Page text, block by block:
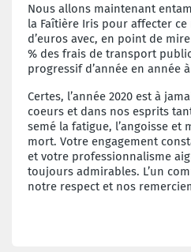
Nous allons maintenant
la Faîtière Iris pour affecter
d’euros avec, en point de
% des frais de transport
progressif d’année en année
Certes, l’année 2020 est à
coeurs et dans nos esprits
semé la fatigue, l’angoisse et
mort. Votre engagement
et votre professionnalisme
toujours admirables. L’un
notre respect et nos